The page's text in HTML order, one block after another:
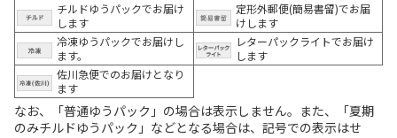
チルドゆうパックでお届け
します
定形外郵便(簡易書留)でお届
けします
冷凍ゆうパックでお届けし
ます。
レターパックライトでお届け
します
佐川急便でのお届けとなり
ます
なお、「普通ゆうパック」の場合は表示しません。また、「夏期
のみチルドゆうパック」などとなる場合は、記号での表示はせ